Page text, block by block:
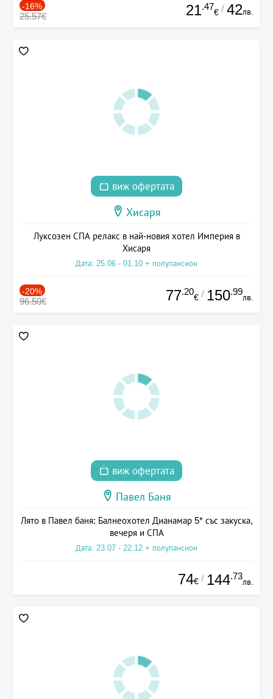
-16%
25.57€ 21.47
€ / 42лв.
виж офертата
Хисаря
Луксозен СПА релакс в най-новия хотел Империя в
Хисаря
Дата: 25.06 - 01.10 + полупансион
-20%
96.50€ 77.20
€ / 150.99
лв.
виж офертата
Павел Баня
Лято в Павел баня: Балнеохотел Дианамар 5* със закуска,
вечеря и СПА
Дата: 23.07 - 22.12 + полупансион
74€ / 144.73
лв.